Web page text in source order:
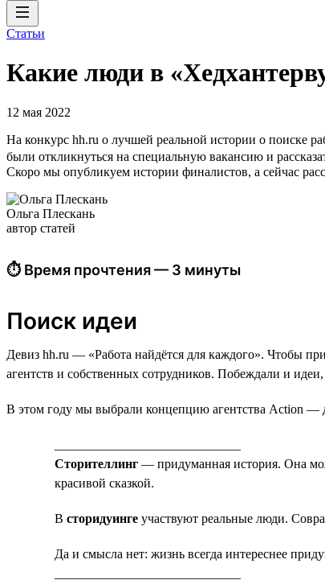
Статьи
Какие люди в
12 мая 2022
На конкурс hh.ru о лучшей реальной истории о поиске
были откликнуться на специальную вакансию и
Скоро мы опубликуем истории финалистов, а сейчас
Ольга Плескань
автор статей
⏱ Время прочтения — 3 минуты
Поиск идеи
Девиз hh.ru — «Работа найдётся для каждого». Чтобы
агентств и собственных сотрудников. Побеждали и
В этом году мы выбрали концепцию агентства Action —
Сторителлинг — придуманная история. Она
красивой сказкой.
В сторидуинге участвуют реальные люди.
Да и смысла нет: жизнь всегда интереснее